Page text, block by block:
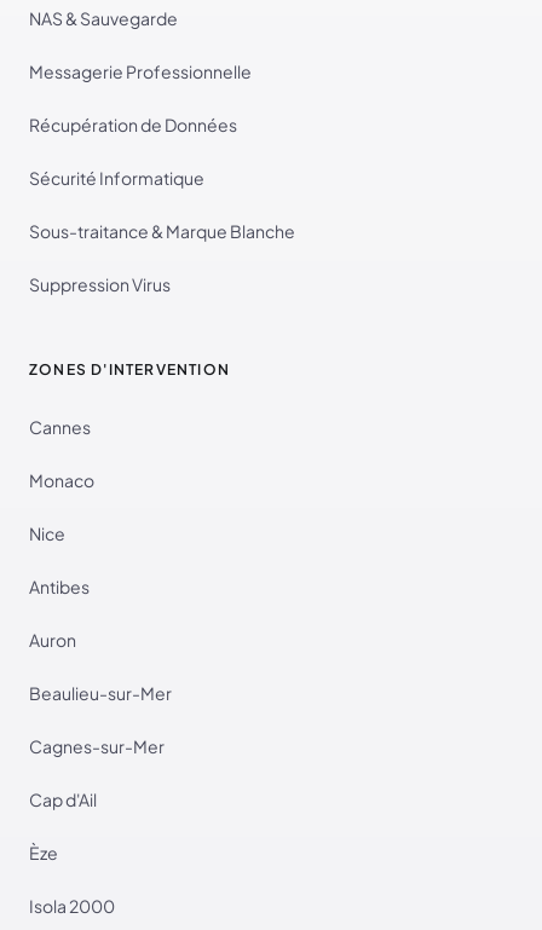
NAS & Sauvegarde
Messagerie Professionnelle
Récupération de Données
Sécurité Informatique
Sous-traitance & Marque Blanche
Suppression Virus
ZONES D'INTERVENTION
Cannes
Monaco
Nice
Antibes
Auron
Beaulieu-sur-Mer
Cagnes-sur-Mer
Cap d'Ail
Èze
Isola 2000